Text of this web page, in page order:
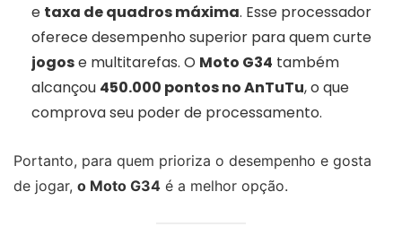
e taxa de quadros máxima. Esse processador
oferece desempenho superior para quem curte
jogose multitarefas. O Moto G34 também
alcançou 450.000 pontos no AnTuTu, o que
comprova seu poder de processamento.
Portanto, para quem prioriza o desempenho e gosta
de jogar, o Moto G34 é a melhor opção.